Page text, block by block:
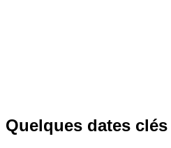
Quelques dates clés